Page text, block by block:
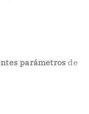
parámetros de